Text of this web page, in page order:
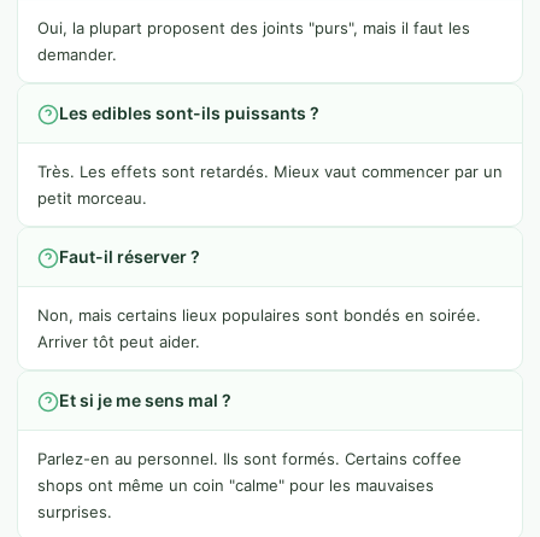
Oui, la plupart proposent des joints "purs", mais il faut les
demander.
Les edibles sont-ils puissants ?
Très. Les effets sont retardés. Mieux vaut commencer par un
petit morceau.
Faut-il réserver ?
Non, mais certains lieux populaires sont bondés en soirée.
Arriver tôt peut aider.
Et si je me sens mal ?
Parlez-en au personnel. Ils sont formés. Certains coffee
shops ont même un coin "calme" pour les mauvaises
surprises.